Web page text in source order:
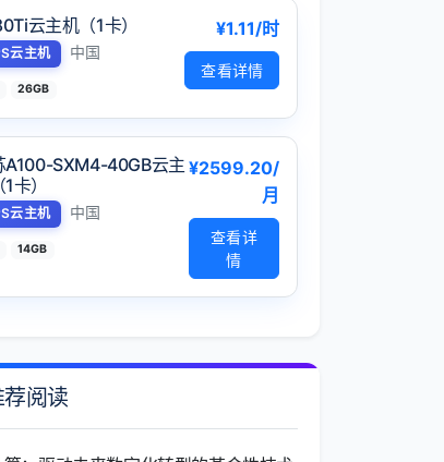
云主机（1卡）
云主机 中国
26GB
¥1.11/时
查看详情
A100-SXM4-40GB云主
卡）
云主机 中国
14GB
¥2599.20/
月
查看详
情
阅读